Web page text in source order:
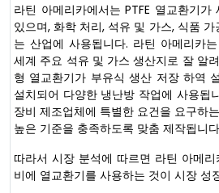
라틴 아메리카에서는 PTFE 열교환기
있으며, 화학 처리, 석유 및 가스, 식품
는 산업에 사용됩니다. 라틴 아메리카
세계 주요 석유 및 가스 생산지로 잘 알
형 열교환기가 부유식 생산 저장 하역
설치되어 다양한 냉난방 작업에 사용됩
장비 제조업체에 특별한 요건을 요구하
높은 기준을 충족하도록 맞춤 제작됩니
따라서 시장 분석에 따르면 라틴 아메
비에 열교환기를 사용하는 것이 시장 성